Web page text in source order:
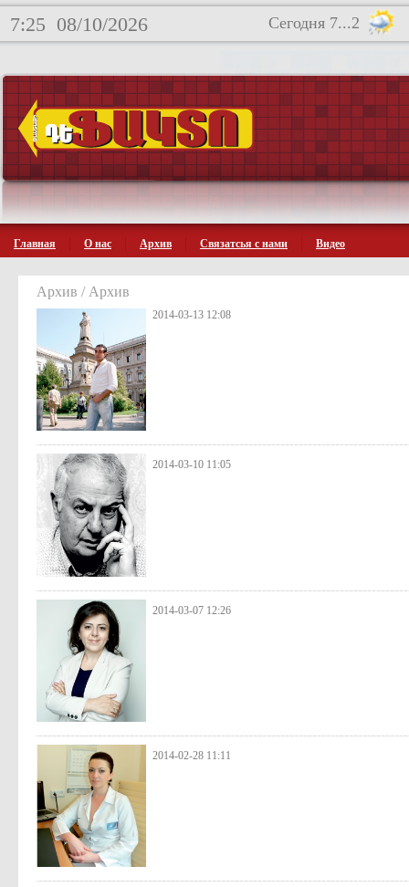
7:25 08/10/2026 Сегодня 7...2
Главная О нас Архив Связатсья с нами Видео
Архив / Архив
2014-03-13 12:08
2014-03-10 11:05
2014-03-07 12:26
2014-02-28 11:11